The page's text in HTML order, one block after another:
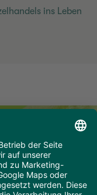
ins Leben
rezepte